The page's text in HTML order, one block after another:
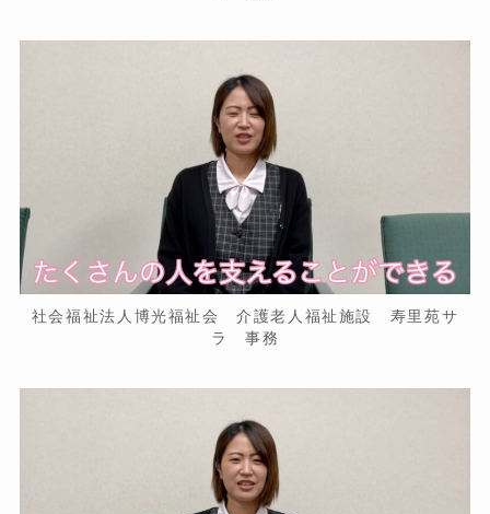
社会福祉法人博光福祉会 介護老人福祉施設 寿里苑サ
ラ 事務